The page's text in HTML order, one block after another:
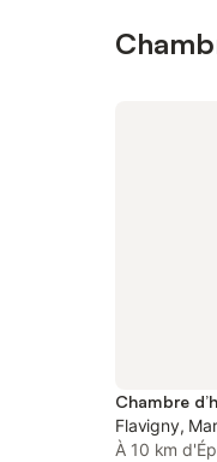
Flavigny,
À 10 km